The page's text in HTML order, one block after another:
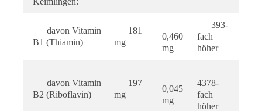
davon Vitamin
B1 (Thiamin)
181
mg
0,460
mg
393-
fach
höher
davon Vitamin
B2 (Riboflavin)
197
mg
0,045
mg
4378-
fach
höher